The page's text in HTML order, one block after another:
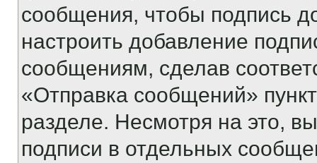
сообщения, чтобы подпись
настроить добавление
сообщениям, сделав
«Отправка сообщений»
разделе. Несмотря на это,
подписи в отдельных